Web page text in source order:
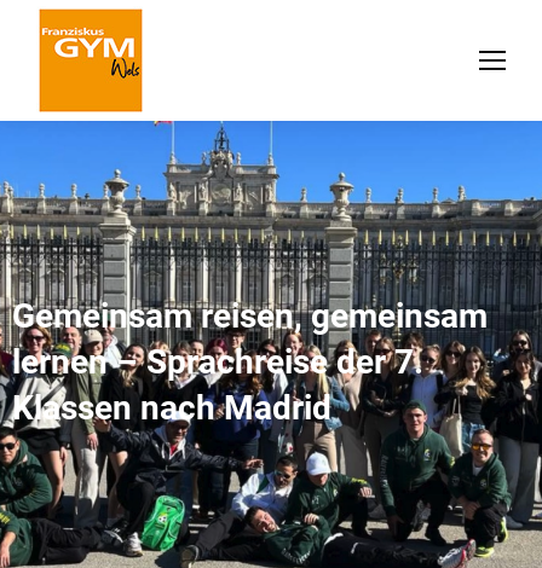
Gemeinsam reisen, gemeinsam
lernen – Sprachreise der 7.
Klassen nach Madrid